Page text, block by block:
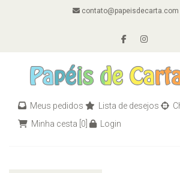
contato@papeisdecarta.com
Meus pedidos Lista de desejos
Minha cesta [0] Login